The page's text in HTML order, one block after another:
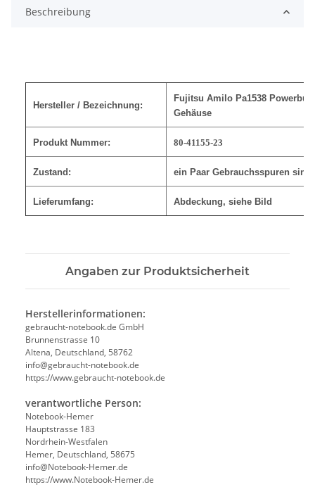
Beschreibung
Hersteller / Bezeichnung:
Fujitsu Amilo Pa1538
Gehäuse
Produkt Nummer: 80-41155-23
Zustand: ein Paar Gebrauchsspuren
Lieferumfang: Abdeckung, siehe Bild
Angaben zur Produktsicherheit
Herstellerinformationen:
gebraucht-notebook.de GmbH
Brunnenstrasse 10
Altena, Deutschland, 58762
info@gebraucht-notebook.de
https://www.gebraucht-notebook.de
verantwortliche Person:
Notebook-Hemer
Hauptstrasse 183
Nordrhein-Westfalen
Hemer, Deutschland, 58675
info@Notebook-Hemer.de
https://www.Notebook-Hemer.de